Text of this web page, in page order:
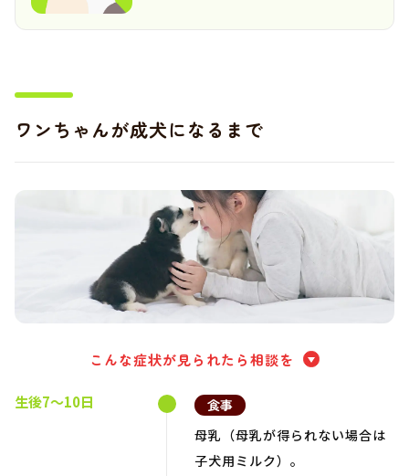
ワンちゃんが成犬になるまで
こんな症状が見られたら相談を
生後7～10日
食事
母乳（母乳が得られない場合は
子犬用ミルク）。